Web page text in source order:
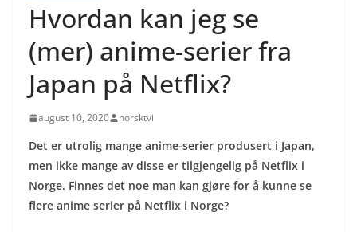
Hvordan kan jeg se
(mer) anime-serier fra
Japan på Netflix?
august 10, 2020 norsktvi
Det er utrolig mange anime-serier produsert i Japan,
men ikke mange av disse er tilgjengelig på Netflix i
Norge. Finnes det noe man kan gjøre for å kunne se
flere anime serier på Netflix i Norge?